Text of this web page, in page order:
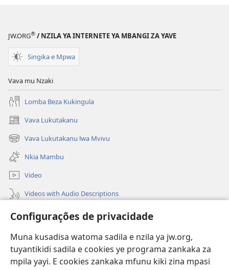
Configurações de privacidade
Muna kusadisa watoma sadila e nzila ya jw.org,
tuyantikidi sadila e cookies ye programa zankaka za
mpila yayi. E cookies zankaka mfunu kiki zina mpasi
JW.ORG® / NZILA YA INTERNETE YA MBANGI ZA YAVE
Singika e Mpwa
Vava mu Nzaki
Lomba Beza Kukingula
Vava Lukutakanu
(opens
new
window)
Vava Lukutakanu lwa Mvivu
(opens
new
window)
Nkia Mambu
Video
Videos with Audio Descriptions
Vavulula
(opens